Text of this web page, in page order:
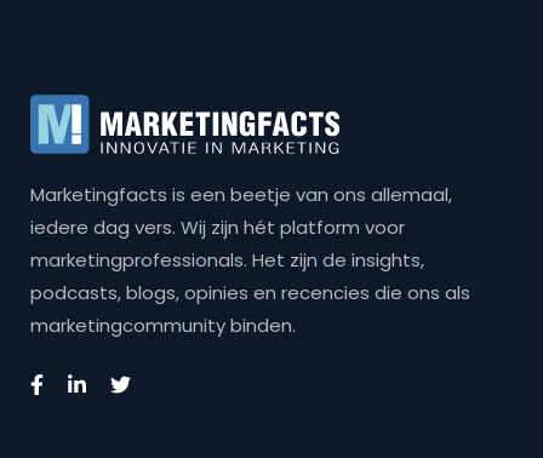
Marketingfacts is een beetje van ons allemaal,
iedere dag vers. Wij zijn hét platform voor
marketingprofessionals. Het zijn de insights,
podcasts, blogs, opinies en recencies die ons als
marketingcommunity binden.